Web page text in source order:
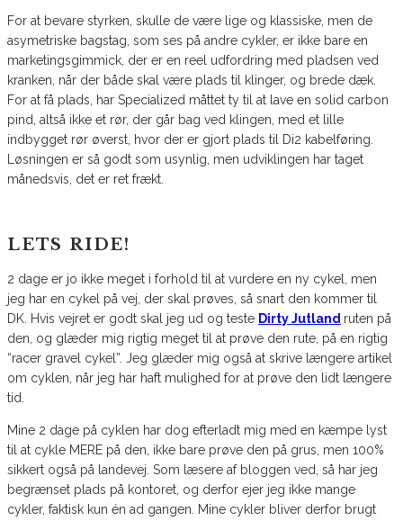
For at bevare styrken, skulle de være lige og klassiske, men de
asymetriske bagstag, som ses på andre cykler, er ikke bare en
marketingsgimmick, der er en reel udfordring med pladsen ved
kranken, når der både skal være plads til klinger, og brede dæk.
For at få plads, har Specialized måttet ty til at lave en solid carbon
pind, altså ikke et rør, der går bag ved klingen, med et lille
indbygget rør øverst, hvor der er gjort plads til Di2 kabelføring.
Løsningen er så godt som usynlig, men udviklingen har taget
månedsvis, det er ret frækt.
LETS RIDE!
2 dage er jo ikke meget i forhold til at vurdere en ny cykel, men
jeg har en cykel på vej, der skal prøves, så snart den kommer til
DK. Hvis vejret er godt skal jeg ud og teste Dirty Jutland ruten på
den, og glæder mig rigtig meget til at prøve den rute, på en rigtig
“racer gravel cykel”. Jeg glæder mig også at skrive længere artikel
om cyklen, når jeg har haft mulighed for at prøve den lidt længere
tid.
Mine 2 dage på cyklen har dog efterladt mig med en kæmpe lyst
til at cykle MERE på den, ikke bare prøve den på grus, men 100%
sikkert også på landevej. Som læsere af bloggen ved, så har jeg
begrænset plads på kontoret, og derfor ejer jeg ikke mange
cykler, faktisk kun én ad gangen. Mine cykler bliver derfor brugt